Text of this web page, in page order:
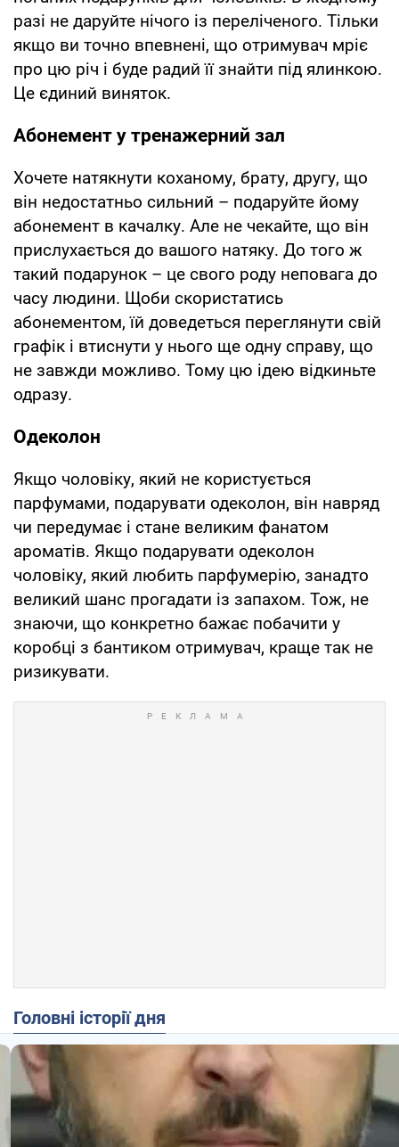
разі не даруйте нічого із переліченого. Тільки
якщо ви точно впевнені, що отримувач мріє
про цю річ і буде радий її знайти під ялинкою.
Це єдиний виняток.
Абонемент у тренажерний зал
Хочете натякнути коханому, брату, другу, що
він недостатньо сильний – подаруйте йому
абонемент в качалку. Але не чекайте, що він
прислухається до вашого натяку. До того ж
такий подарунок – це свого роду неповага до
часу людини. Щоби скористатись
абонементом, їй доведеться переглянути свій
графік і втиснути у нього ще одну справу, що
не завжди можливо. Тому цю ідею відкиньте
одразу.
Одеколон
Якщо чоловіку, який не користується
парфумами, подарувати одеколон, він навряд
чи передумає і стане великим фанатом
ароматів. Якщо подарувати одеколон
чоловіку, який любить парфумерію, занадто
великий шанс прогадати із запахом. Тож, не
знаючи, що конкретно бажає побачити у
коробці з бантиком отримувач, краще так не
ризикувати.
Головні історії дня